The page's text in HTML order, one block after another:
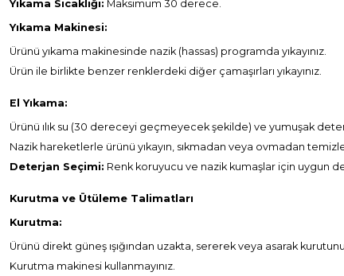
Yıkama Sıcaklığı: Maksimum 30 derece.
Yıkama Makinesi:
Ürünü yıkama makinesinde nazik (hassas) programda yıkayınız.
Ürün ile birlikte benzer renklerdeki diğer çamaşırları yıkayınız.
El Yıkama:
Ürünü ılık su (30 dereceyi geçmeyecek şekilde) ve yumuşak
Nazik hareketlerle ürünü yıkayın, sıkmadan veya ovmadan
Deterjan Seçimi: Renk koruyucu ve nazik kumaşlar için uygun
Kurutma ve Ütüleme Talimatları
Kurutma:
Ürünü direkt güneş ışığından uzakta, sererek veya asarak
Kurutma makinesi kullanmayınız.